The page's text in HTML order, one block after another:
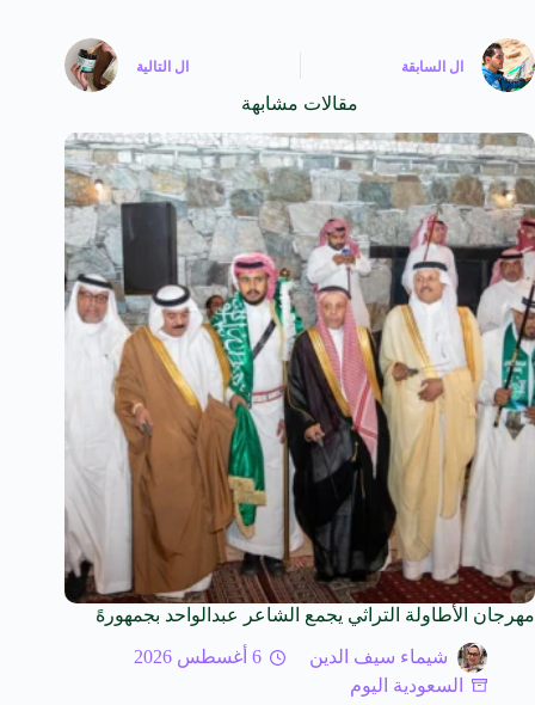
ال السابقة ال التالية
مقالات مشابهة
مهرجان الأطاولة التراثي يجمع الشاعر عبدالواحد بجمهورهً
شيماء سيف الدين
6 أغسطس 2026
السعودية اليوم